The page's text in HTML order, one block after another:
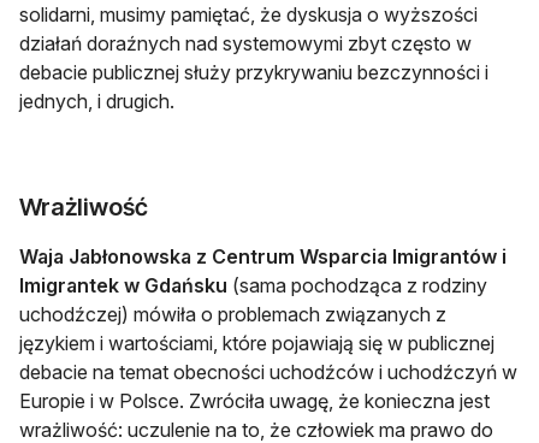
solidarni, musimy pamiętać, że dyskusja o wyższości
działań doraźnych nad systemowymi zbyt często w
debacie publicznej służy przykrywaniu bezczynności i
jednych, i drugich.
Wrażliwość
Waja Jabłonowska z Centrum Wsparcia Imigrantów i
Imigrantek w Gdańsku (sama pochodząca z rodziny
uchodźczej) mówiła o problemach związanych z
językiem i wartościami, które pojawiają się w publicznej
debacie na temat obecności uchodźców i uchodźczyń w
Europie i w Polsce. Zwróciła uwagę, że konieczna jest
wrażliwość: uczulenie na to, że człowiek ma prawo do